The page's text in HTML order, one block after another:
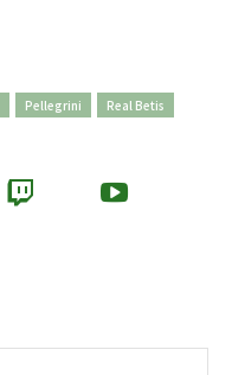
Pellegrini Real Betis